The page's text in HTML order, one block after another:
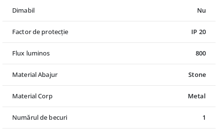
Dimabil Nu
Factor de protecție IP 20
Flux luminos 800
Material Abajur Stone
Material Corp Metal
Numărul de becuri 1